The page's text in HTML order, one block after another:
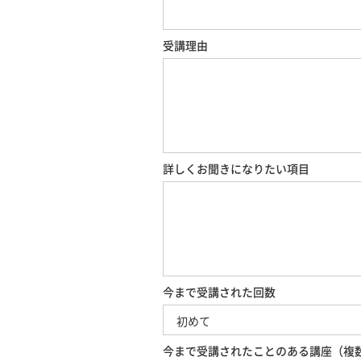
受講理由
詳しくお聞きになりたい項目
今まで受講された回数
今まで受講されたことのある講座（複